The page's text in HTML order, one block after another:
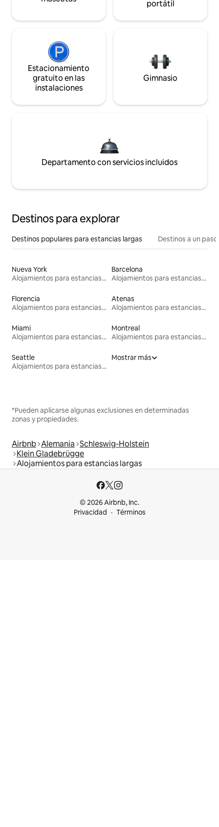
portátil
Estacionamiento
gratuito en las
instalaciones
Gimnasio
Departamento con servicios incluidos
Destinos para explorar
Destinos populares para estancias largas Destinos a un
Nueva York
Alojamientos para estancias largas
Barcelona
Alojamientos para estancias largas
Florencia
Alojamientos para estancias largas
Atenas
Alojamientos para estancias largas
Miami
Alojamientos para estancias largas
Montreal
Alojamientos para estancias largas
Seattle
Alojamientos para estancias largas
Mostrar más
*Pueden aplicarse algunas exclusiones en determinadas
zonas y propiedades.
Airbnb Alemania Schleswig-Holstein
Klein Gladebrügge
Alojamientos para estancias largas
© 2026 Airbnb, Inc.
Privacidad
Términos